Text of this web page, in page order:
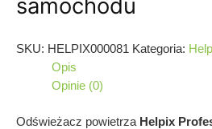
samochodu
SKU: HELPIX000081 Kategoria:
Opis
Opinie (0)
Odświeżacz powietrza Helpix